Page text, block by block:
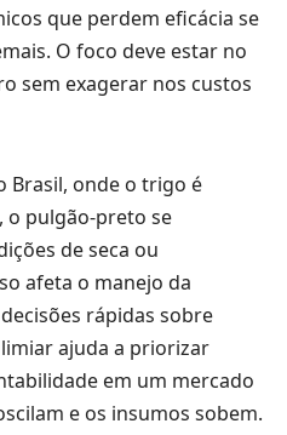
que perdem eficácia se
O foco deve estar no
sem exagerar nos custos
Brasil, onde o trigo é
o pulgão-preto se
de seca ou
afeta o manejo da
rápidas sobre
ajuda a priorizar
em um mercado
e os insumos sobem.